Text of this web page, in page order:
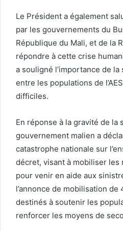
Le Président a également
par les gouvernements du
République du Mali, et de la
répondre à cette crise
a souligné l’importance de la
entre les populations de
difficiles.
En réponse à la gravité de la
gouvernement malien a
catastrophe nationale sur
décret, visant à mobiliser les
pour venir en aide aux
l’annonce de mobilisation de
destinés à soutenir les
renforcer les moyens de